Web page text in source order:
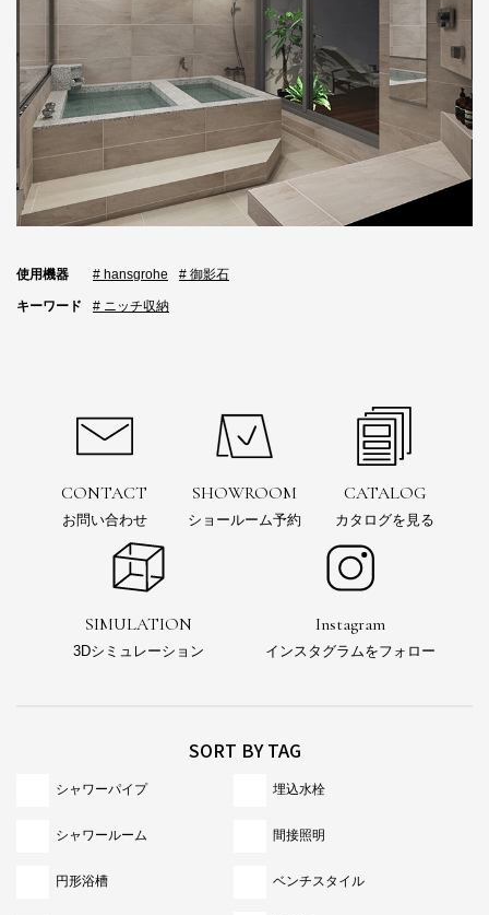
使用機器 # hansgrohe # 御影石
キーワード # ニッチ収納
CONTACT
お問い合わせ
SHOWROOM
ショールーム予約
CATALOG
カタログを見る
SIMULATION
3Dシミュレーション
Instagram
インスタグラムをフォロー
SORT BY TAG
シャワーパイプ 埋込水栓
シャワールーム 間接照明
円形浴槽 ベンチスタイル